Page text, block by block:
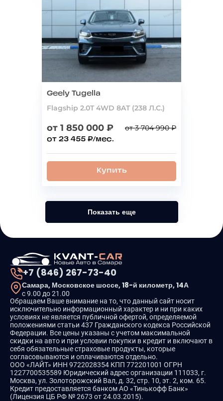
Geely Tugella
Flagship 2.0T 4WD 8AT (238 Л.С.)
от 1 850 000 ₽ от 3 704 990 ₽
от 23 455 ₽/мес.
Купить
Показать еще
+7 (846) 267-73-40
Самара, Московское шоссе, 18-й километр, 14А
с 9.00 до 21.00
Обращаем Ваше внимание на то, что данный сайт носит
исключительно информационный характер и ни при каких
условиях не является публичной офертой, определяемой
положениями статьи 437 Гражданского кодекса Российской
Федерации. Все цены указаны с учетом максимальной
скидки на авто и при условии покупки в кредит и включают в
себя обязательные страховые продукты, которые
согласовываются и оплачиваются отдельно.
ООО «ЛАЙТ» ИНН 9722028354 КПП 772201001 ОГРН
1227700535589 Юридический адрес организации 111033, г.
Москва, ул. Золоторожский Вал, д. 32, стр. 10, эт. 2, ком. 65.
Кредит предоставляется банком АО «Тинькофф Банк»
(Лицензия ЦБ РФ № 2673 от 24.03.2015).